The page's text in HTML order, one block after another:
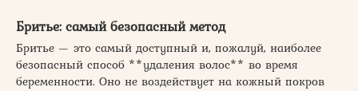
Бритье: самый безопасный метод
Бритье — это самый доступный и, пожалуй, наиболее
безопасный способ **удаления волос** во время
беременности. Оно не воздействует на кожный покров